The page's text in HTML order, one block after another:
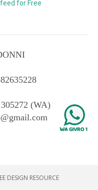
(WA)
DESIGN RESOURCE